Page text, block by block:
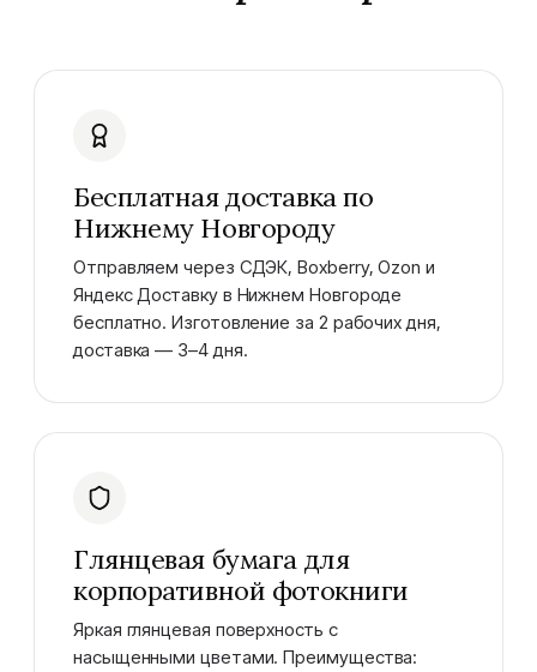
Бесплатная доставка по
Нижнему Новгороду
Отправляем через СДЭК, Boxberry, Ozon и
Яндекс Доставку в Нижнем Новгороде
бесплатно. Изготовление за 2 рабочих дня,
доставка — 3–4 дня.
Глянцевая бумага для
корпоративной фотокниги
Яркая глянцевая поверхность с
насыщенными цветами. Преимущества: